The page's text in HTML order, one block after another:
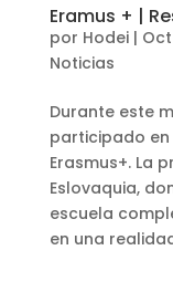
Eramus + |
por Hodei|
Noticias
Durante este
participado
Erasmus+. La
Eslovaquia,
escuela
en una